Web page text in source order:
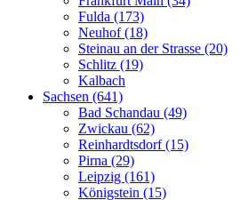
Fulda (173)
Neuhof (18)
Steinau an der Strasse (20)
Schlitz (19)
Kalbach
Sachsen (641)
Bad Schandau (49)
Zwickau (62)
Reinhardtsdorf (15)
Pirna (29)
Leipzig (161)
Königstein (15)